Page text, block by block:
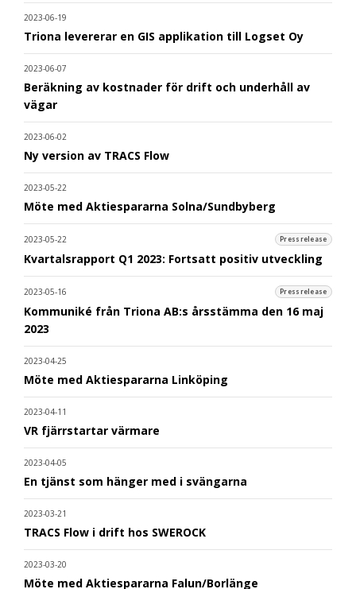
2023-06-19
Triona levererar en GIS applikation till Logset Oy
2023-06-07
Beräkning av kostnader för drift och underhåll av
vägar
2023-06-02
Ny version av TRACS Flow
2023-05-22
Möte med Aktiespararna Solna/Sundbyberg
2023-05-22 Pressrelease
Kvartalsrapport Q1 2023: Fortsatt positiv utveckling
2023-05-16 Pressrelease
Kommuniké från Triona AB:s årsstämma den 16 maj
2023
2023-04-25
Möte med Aktiespararna Linköping
2023-04-11
VR fjärrstartar värmare
2023-04-05
En tjänst som hänger med i svängarna
2023-03-21
TRACS Flow i drift hos SWEROCK
2023-03-20
Möte med Aktiespararna Falun/Borlänge